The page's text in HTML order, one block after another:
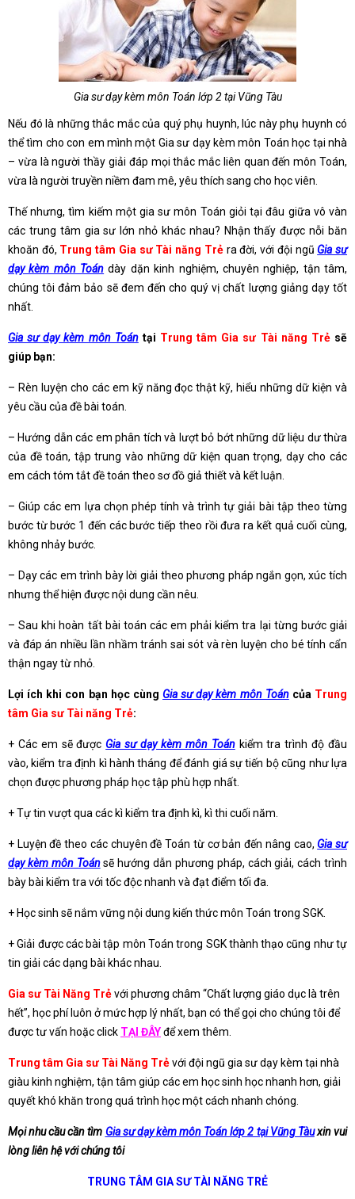
Gia sư dạy kèm môn Toán lớp 2 tại Vũng Tàu
Nếu đó là những thắc mắc của quý phụ huynh, lúc này phụ huynh có
thể tìm cho con em mình một Gia sư dạy kèm môn Toán học tại nhà
– vừa là người thầy giải đáp mọi thắc mắc liên quan đến môn Toán,
vừa là người truyền niềm đam mê, yêu thích sang cho học viên.
Thế nhưng, tìm kiếm một gia sư môn Toán giỏi tại đâu giữa vô vàn
các trung tâm gia sư lớn nhỏ khác nhau? Nhận thấy được nỗi băn
khoăn đó, Trung tâm Gia sư Tài năng Trẻra đời, với đội ngũ Gia sư
dạy kèm môn Toán dày dặn kinh nghiệm, chuyên nghiệp, tận tâm,
chúng tôi đảm bảo sẽ đem đến cho quý vị chất lượng giảng dạy tốt
nhất.
Gia sư dạy kèm môn Toántại Trung tâm Gia sư Tài năng Trẻsẽ
giúp bạn:
– Rèn luyện cho các em kỹ năng đọc thật kỹ, hiểu những dữ kiện và
yêu cầu của đề bài toán.
– Hướng dẫn các em phân tích và lượt bỏ bớt những dữ liệu dư thừa
của đề toán, tập trung vào những dữ kiện quan trọng, dạy cho các
em cách tóm tắt đề toán theo sơ đồ giả thiết và kết luận.
– Giúp các em lựa chọn phép tính và trình tự giải bài tập theo từng
bước từ bước 1 đến các bước tiếp theo rồi đưa ra kết quả cuối cùng,
không nhảy bước.
– Dạy các em trình bày lời giải theo phương pháp ngắn gọn, xúc tích
nhưng thể hiện được nội dung cần nêu.
– Sau khi hoàn tất bài toán các em phải kiểm tra lại từng bước giải
và đáp án nhiều lần nhầm tránh sai sót và rèn luyện cho bé tính cẩn
thận ngay từ nhỏ.
Lợi ích khi con bạn học cùng Gia sư dạy kèm môn Toáncủa Trung
tâm Gia sư Tài năng Trẻ:
+ Các em sẽ được Gia sư dạy kèm môn Toánkiểm tra trình độ đầu
vào, kiểm tra định kì hành tháng để đánh giá sự tiến bộ cũng như lựa
chọn được phương pháp học tập phù hợp nhất.
+ Tự tin vượt qua các kì kiểm tra định kì, kì thi cuối năm.
+ Luyện đề theo các chuyên đề Toán từ cơ bản đến nâng cao, Gia sư
dạy kèm môn Toánsẽ hướng dẫn phương pháp, cách giải, cách trình
bày bài kiểm tra với tốc độc nhanh và đạt điểm tối đa.
+ Học sinh sẽ nắm vững nội dung kiến thức môn Toán trong SGK.
+ Giải được các bài tập môn Toán trong SGK thành thạo cũng như tự
tin giải các dạng bài khác nhau.
Gia sư Tài Năng Trẻvới phương châm “Chất lượng giáo dục là trên
hết”, học phí luôn ở mức hợp lý nhất, bạn có thể gọi cho chúng tôi để
được tư vấn hoặc click TẠI ĐÂYđể xem thêm.
Trung tâm Gia sư Tài Năng Trẻvới đội ngũ gia sư dạy kèm tại nhà
giàu kinh nghiệm, tận tâm giúp các em học sinh học nhanh hơn, giải
quyết khó khăn trong quá trình học một cách nhanh chóng.
Mọi nhu cầu cần tìm Gia sư dạy kèm môn Toán lớp 2 tại Vũng Tàuxin vui
lòng liên hệ với chúng tôi
TRUNG TÂM GIA SƯ TÀI NĂNG TRẺ